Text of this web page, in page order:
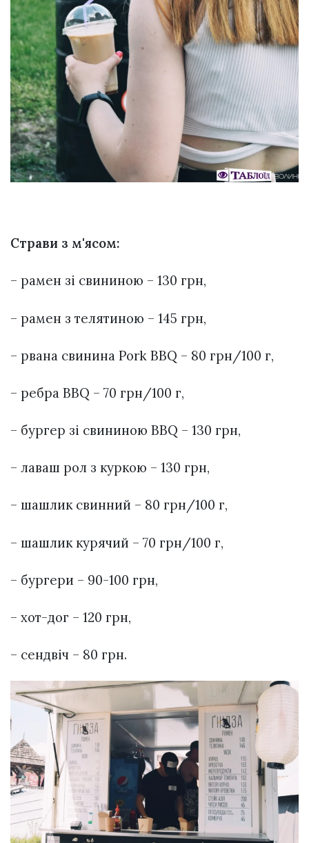
Страви з м'ясом:
– рамен зі свининою – 130 грн,
– рамен з телятиною – 145 грн,
– рвана свинина Pork BBQ – 80 грн/100 г,
– ребра BBQ – 70 грн/100 г,
– бургер зі свининою BBQ – 130 грн,
– лаваш рол з куркою – 130 грн,
– шашлик свинний – 80 грн/100 г,
– шашлик курячий – 70 грн/100 г,
– бургери – 90-100 грн,
– хот-дог – 120 грн,
– сендвіч – 80 грн.